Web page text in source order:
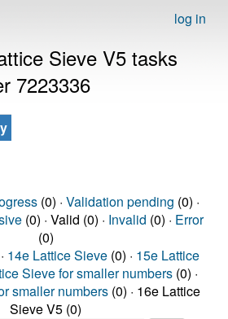
log in
Sieve V5 tasks
7223336
(0) · Validation pending (0) ·
(0) · Valid (0) · Invalid (0) · Error
(0)
14e Lattice Sieve (0) · 15e Lattice
Sieve for smaller numbers (0) ·
smaller numbers (0) · 16e Lattice
Sieve V5 (0)